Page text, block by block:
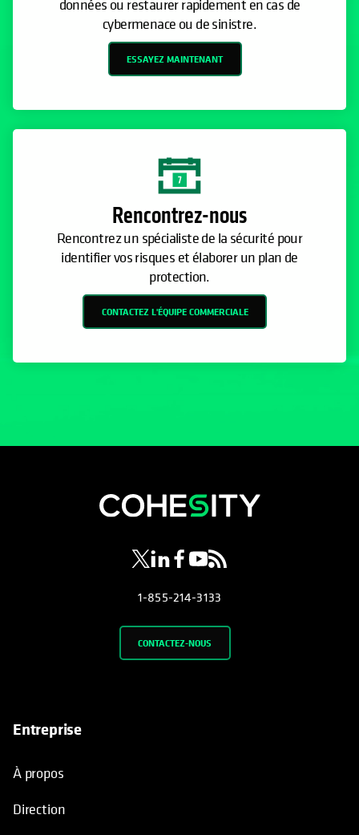
données ou restaurer rapidement en cas de
cybermenace ou de sinistre.
ESSAYEZ MAINTENANT
Rencontrez-nous
Rencontrez un spécialiste de la sécurité pour
identifier vos risques et élaborer un plan de
protection.
CONTACTEZ L'ÉQUIPE COMMERCIALE
s’ouvre dans un nouvel onglet
s’ouvre dans un nouvel onglet
s’ouvre dans un nouvel onglet
s’ouvre dans un nouvel
s’ouvre dans un nouvel
1-855-214-3133
CONTACTEZ-NOUS
Entreprise
À propos
Direction